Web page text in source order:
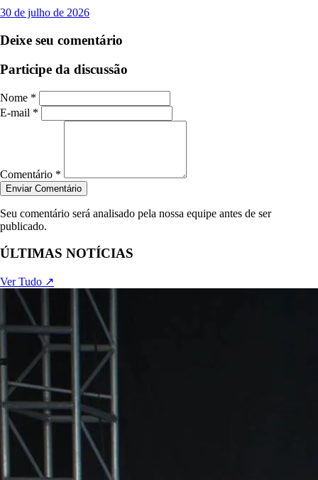
30 de julho de 2026
Deixe seu comentário
Participe da discussão
Nome *
E-mail *
Comentário *
Enviar Comentário
Seu comentário será analisado pela nossa equipe antes de ser
publicado.
ÚLTIMAS NOTÍCIAS
Ver Tudo ↗